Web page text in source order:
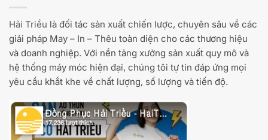
Hải Triều là đối tác sản xuất chiến lược, chuyên sâu về các
giải pháp May – In – Thêu toàn diện cho các thương hiệu
và doanh nghiệp. Với nền tảng xưởng sản xuất quy mô và
hệ thống máy móc hiện đại, chúng tôi tự tin đáp ứng mọi
yêu cầu khắt khe về chất lượng, số lượng và tiến độ.